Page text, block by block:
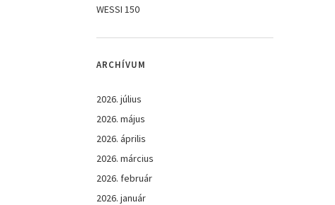
WESSI 150
ARCHÍVUM
2026. július
2026. május
2026. április
2026. március
2026. február
2026. január